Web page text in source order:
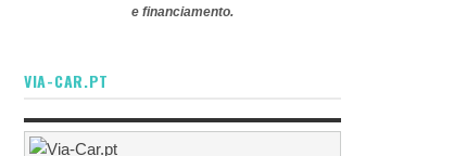
e financiamento.
VIA-CAR.PT